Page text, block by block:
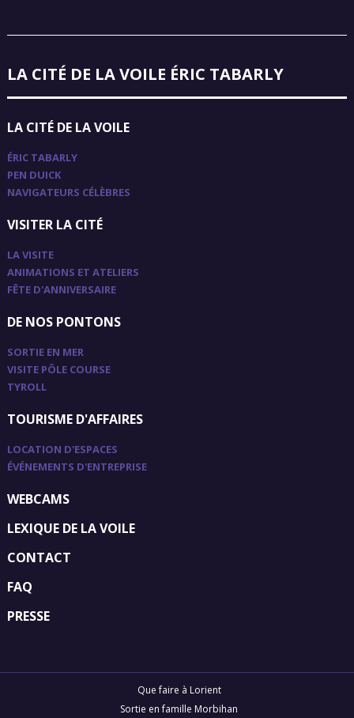
LA CITÉ DE LA VOILE ÉRIC TABARLY
LA CITÉ DE LA VOILE
ÉRIC TABARLY
PEN DUICK
NAVIGATEURS CÉLÈBRES
VISITER LA CITÉ
LA VISITE
ANIMATIONS ET ATELIERS
FÊTE D'ANNIVERSAIRE
DE NOS PONTONS
SORTIE EN MER
VISITE PÔLE COURSE
TYROLL
TOURISME D'AFFAIRES
LOCATION D'ESPACES
ÉVÉNEMENTS D'ENTREPRISE
WEBCAMS
LEXIQUE DE LA VOILE
CONTACT
FAQ
PRESSE
Que faire à Lorient
Sortie en famille Morbihan